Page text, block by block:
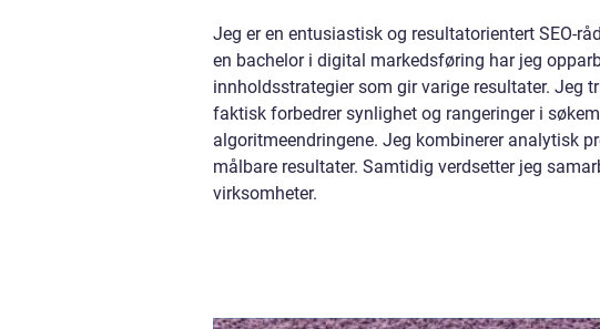
Jeg er en entusiastisk og resultatorientert SEO-
en bachelor i digital markedsføring har jeg
innholdsstrategier som gir varige resultater. Jeg
faktisk forbedrer synlighet og rangeringer i
algoritmeendringene. Jeg kombinerer analytisk
målbare resultater. Samtidig verdsetter jeg
virksomheter.